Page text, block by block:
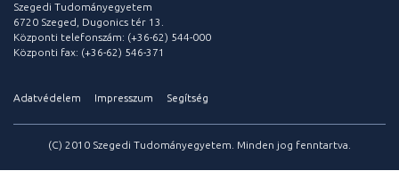
Szegedi Tudományegyetem
6720 Szeged, Dugonics tér 13.
Központi telefonszám: (+36-62) 544-000
Központi fax: (+36-62) 546-371
Adatvédelem Impresszum Segítség
(C) 2010 Szegedi Tudományegyetem. Minden jog fenntartva.